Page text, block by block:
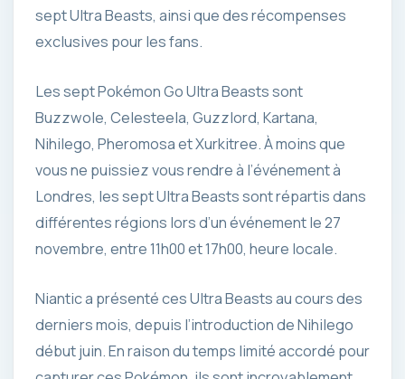
sept Ultra Beasts, ainsi que des récompenses
exclusives pour les fans.
Les sept Pokémon Go Ultra Beasts sont
Buzzwole, Celesteela, Guzzlord, Kartana,
Nihilego, Pheromosa et Xurkitree. À moins que
vous ne puissiez vous rendre à l’événement à
Londres, les sept Ultra Beasts sont répartis dans
différentes régions lors d’un événement le 27
novembre, entre 11h00 et 17h00, heure locale.
Niantic a présenté ces Ultra Beasts au cours des
derniers mois, depuis l’introduction de Nihilego
début juin. En raison du temps limité accordé pour